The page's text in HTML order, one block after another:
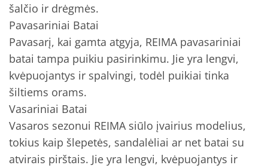
šalčio ir drėgmės.
Pavasariniai Batai
Pavasarį, kai gamta atgyja, REIMA pavasariniai
batai tampa puikiu pasirinkimu. Jie yra lengvi,
kvėpuojantys ir spalvingi, todėl puikiai tinka
šiltiems orams.
Vasariniai Batai
Vasaros sezonui REIMA siūlo įvairius modelius,
tokius kaip šlepetės, sandalėliai ar net batai su
atvirais pirštais. Jie yra lengvi, kvėpuojantys ir